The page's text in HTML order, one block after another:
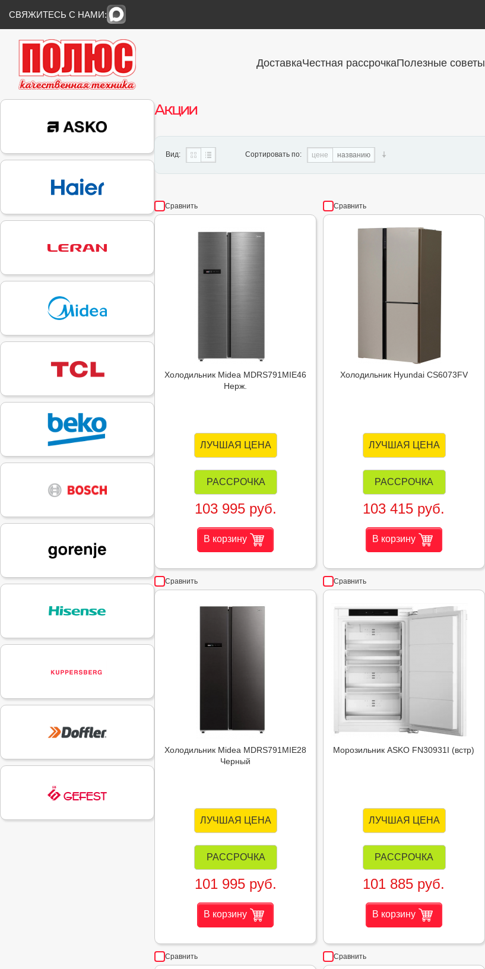
СВЯЖИТЕСЬ С НАМИ:
ДоставкаЧестная рассрочкаПолезные советы
Акции
Вид: Сортировать по: цене названию
Сравнить
Холодильник Midea MDRS791MIE46
Нерж.
ЛУЧШАЯ ЦЕНА
РАССРОЧКА
103 995 руб.
В корзину
Сравнить
Холодильник Hyundai CS6073FV
ЛУЧШАЯ ЦЕНА
РАССРОЧКА
103 415 руб.
В корзину
Сравнить
Холодильник Midea MDRS791MIE28
Черный
ЛУЧШАЯ ЦЕНА
РАССРОЧКА
101 995 руб.
В корзину
Сравнить
Морозильник ASKO FN30931I (встр)
ЛУЧШАЯ ЦЕНА
РАССРОЧКА
101 885 руб.
В корзину
Сравнить Сравнить